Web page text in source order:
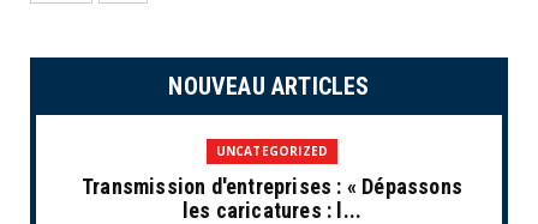
NOUVEAU ARTICLES
UNCATEGORIZED
Transmission d'entreprises : « Dépassons
les caricatures : l...